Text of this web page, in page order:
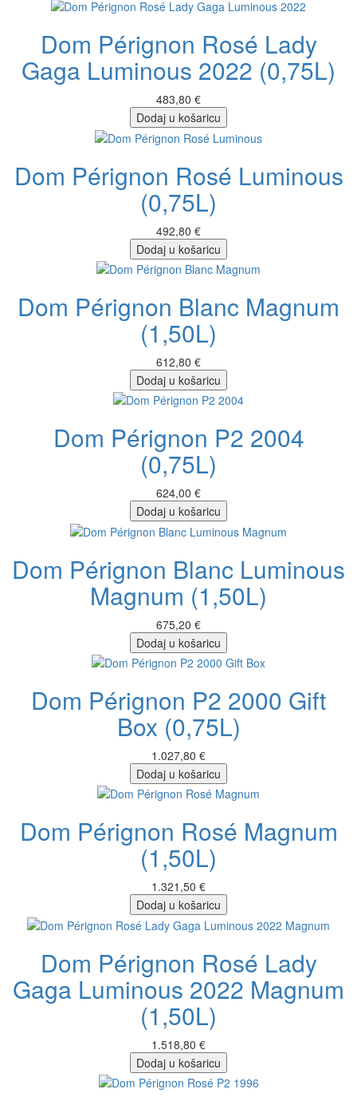
Dom Pérignon Rosé Lady
Gaga Luminous 2022 (0,75L)
483,80 €
Dodaj u košaricu
Dom Pérignon Rosé Luminous
(0,75L)
492,80 €
Dodaj u košaricu
Dom Pérignon Blanc Magnum
(1,50L)
612,80 €
Dodaj u košaricu
Dom Pérignon P2 2004
(0,75L)
624,00 €
Dodaj u košaricu
Dom Pérignon Blanc Luminous
Magnum (1,50L)
675,20 €
Dodaj u košaricu
Dom Pérignon P2 2000 Gift
Box (0,75L)
1.027,80 €
Dodaj u košaricu
Dom Pérignon Rosé Magnum
(1,50L)
1.321,50 €
Dodaj u košaricu
Dom Pérignon Rosé Lady
Gaga Luminous 2022 Magnum
(1,50L)
1.518,80 €
Dodaj u košaricu